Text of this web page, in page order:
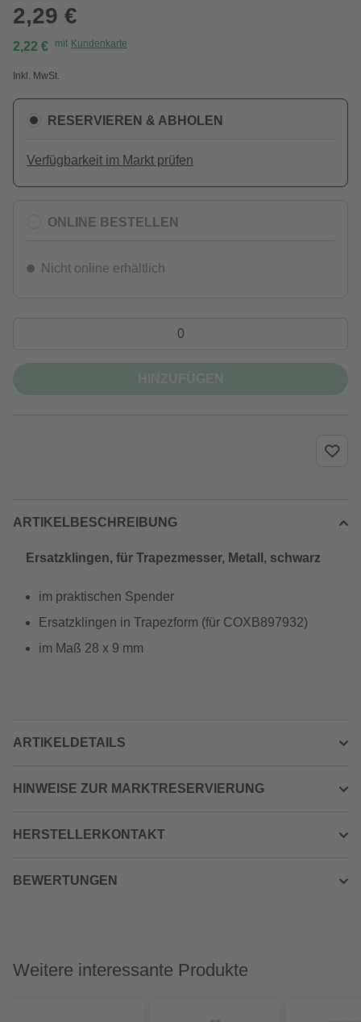
2,29 €
2,22 € mit Kundenkarte
Inkl. MwSt.
RESERVIEREN & ABHOLEN
Verfügbarkeit im Markt prüfen
ONLINE BESTELLEN
Nicht online erhältlich
ARTIKELBESCHREIBUNG
Ersatzklingen, für Trapezmesser, Metall, schwarz
im praktischen Spender
Ersatzklingen in Trapezform (für COXB897932)
im Maß 28 x 9 mm
ARTIKELDETAILS
HINWEISE ZUR MARKTRESERVIERUNG
HERSTELLERKONTAKT
BEWERTUNGEN
Weitere interessante Produkte